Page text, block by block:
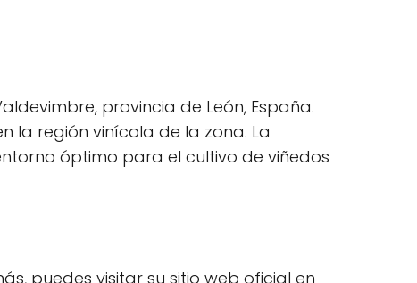
provincia de León, España.
la región vinícola de la zona. La
óptimo para el cultivo de viñedos
puedes visitar su sitio web oficial en